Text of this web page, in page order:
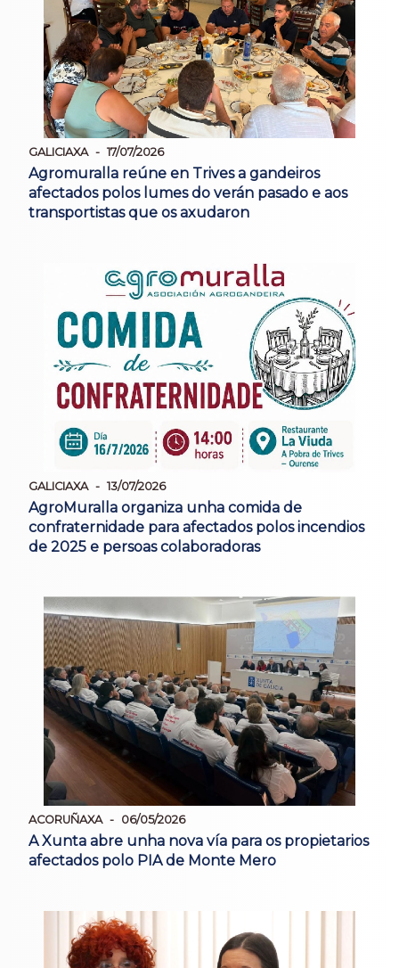
GALICIAXA 17/07/2026
Agromuralla reúne en Trives a gandeiros
afectados polos lumes do verán pasado e aos
transportistas que os axudaron
GALICIAXA 13/07/2026
AgroMuralla organiza unha comida de
confraternidade para afectados polos incendios
de 2025 e persoas colaboradoras
ACORUÑAXA 06/05/2026
A Xunta abre unha nova vía para os propietarios
afectados polo PIA de Monte Mero